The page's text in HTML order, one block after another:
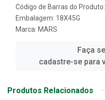
Código de Barras do
Embalagem: 18X45G
Marca: MARS
Faça
cadastre-se para
Produtos Relacionados